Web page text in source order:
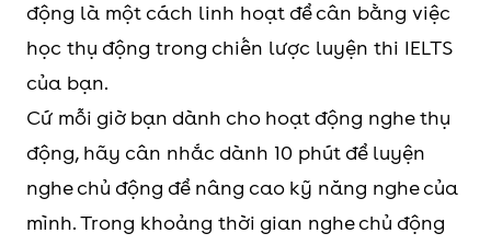
động là một cách linh hoạt để cân bằng việc
học thụ động trong chiến lược luyện thi IELTS
của bạn.
Cứ mỗi giờ bạn dành cho hoạt động nghe thụ
động, hãy cân nhắc dành 10 phút để luyện
nghe chủ động để nâng cao kỹ năng nghe của
mình. Trong khoảng thời gian nghe chủ động